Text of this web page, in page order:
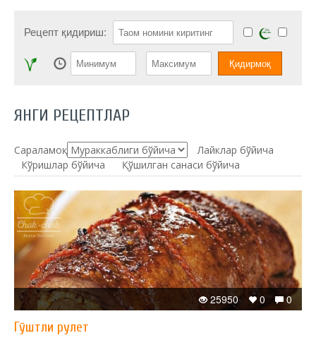
Рецепт қидириш:
ЯНГИ РЕЦЕПТЛАР
Сараламоқ:
Лайклар бўйича
Кўришлар бўйича
Қўшилган санаси бўйича
0
0
25950
Гўштли рулет